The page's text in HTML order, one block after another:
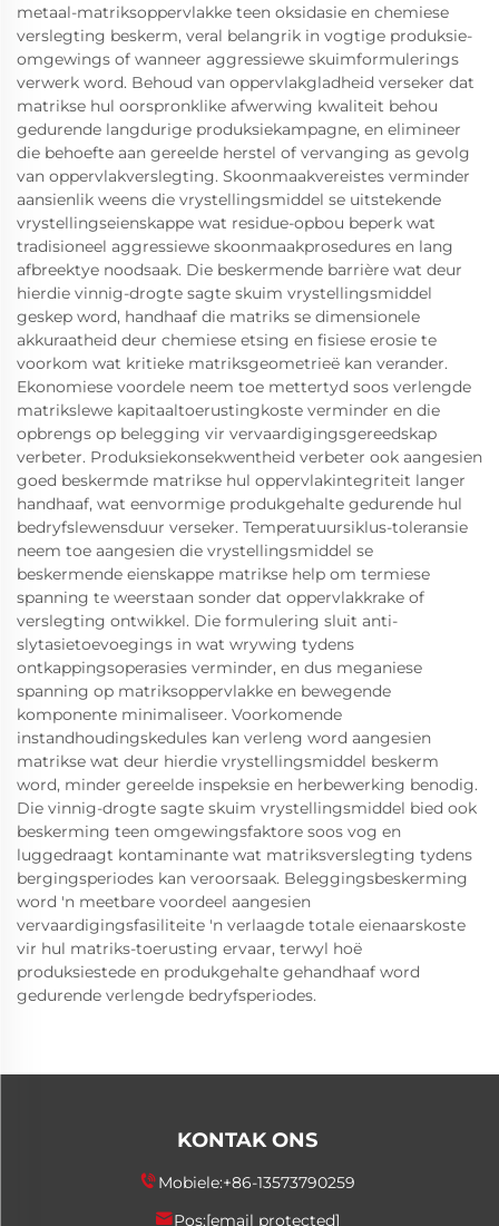
metaal-matriksoppervlakke teen oksidasie en chemiese
verslegting beskerm, veral belangrik in vogtige produksie-
omgewings of wanneer aggressiewe skuimformulerings
verwerk word. Behoud van oppervlakgladheid verseker dat
matrikse hul oorspronklike afwerwing kwaliteit behou
gedurende langdurige produksiekampagne, en elimineer
die behoefte aan gereelde herstel of vervanging as gevolg
van oppervlakverslegting. Skoonmaakvereistes verminder
aansienlik weens die vrystellingsmiddel se uitstekende
vrystellingseienskappe wat residue-opbou beperk wat
tradisioneel aggressiewe skoonmaakprosedures en lang
afbreektye noodsaak. Die beskermende barrière wat deur
hierdie vinnig-drogte sagte skuim vrystellingsmiddel
geskep word, handhaaf die matriks se dimensionele
akkuraatheid deur chemiese etsing en fisiese erosie te
voorkom wat kritieke matriksgeometrieë kan verander.
Ekonomiese voordele neem toe mettertyd soos verlengde
matrikslewe kapitaaltoerustingkoste verminder en die
opbrengs op belegging vir vervaardigingsgereedskap
verbeter. Produksiekonsekwentheid verbeter ook aangesien
goed beskermde matrikse hul oppervlakintegriteit langer
handhaaf, wat eenvormige produkgehalte gedurende hul
bedryfslewensduur verseker. Temperatuursiklus-toleransie
neem toe aangesien die vrystellingsmiddel se
beskermende eienskappe matrikse help om termiese
spanning te weerstaan sonder dat oppervlakkrake of
verslegting ontwikkel. Die formulering sluit anti-
slytasietoevoegings in wat wrywing tydens
ontkappingsoperasies verminder, en dus meganiese
spanning op matriksoppervlakke en bewegende
komponente minimaliseer. Voorkomende
instandhoudingskedules kan verleng word aangesien
matrikse wat deur hierdie vrystellingsmiddel beskerm
word, minder gereelde inspeksie en herbewerking benodig.
Die vinnig-drogte sagte skuim vrystellingsmiddel bied ook
beskerming teen omgewingsfaktore soos vog en
luggedraagt kontaminante wat matriksverslegting tydens
bergingsperiodes kan veroorsaak. Beleggingsbeskerming
word 'n meetbare voordeel aangesien
vervaardigingsfasiliteite 'n verlaagde totale eienaarskoste
vir hul matriks-toerusting ervaar, terwyl hoë
produksiestede en produkgehalte gehandhaaf word
gedurende verlengde bedryfsperiodes.
KONTAK ONS
Mobiele:+86-13573790259
Pos:[email protected]